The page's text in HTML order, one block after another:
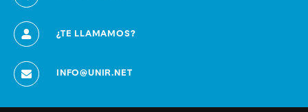
¿TE LLAMAMOS?
INFO@UNIR.NET